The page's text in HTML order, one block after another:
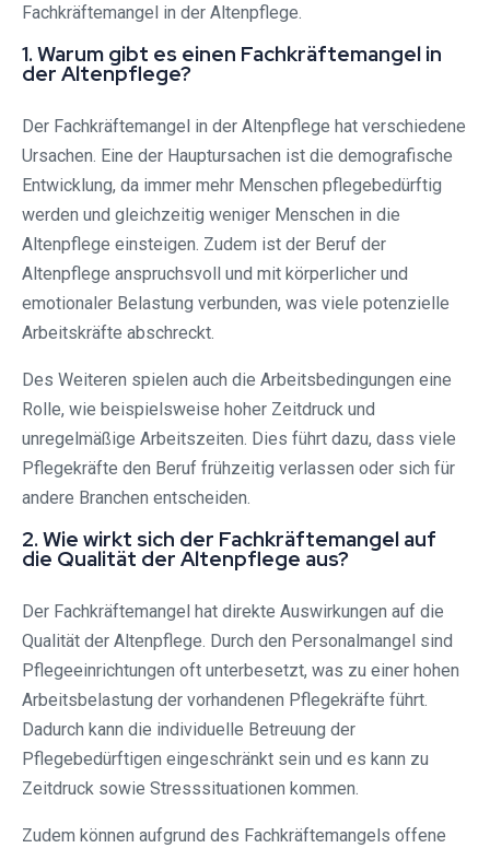
Fachkräftemangel in der Altenpflege.
1. Warum gibt es einen Fachkräftemangel in
der Altenpflege?
Der Fachkräftemangel in der Altenpflege hat verschiedene
Ursachen. Eine der Hauptursachen ist die demografische
Entwicklung, da immer mehr Menschen pflegebedürftig
werden und gleichzeitig weniger Menschen in die
Altenpflege einsteigen. Zudem ist der Beruf der
Altenpflege anspruchsvoll und mit körperlicher und
emotionaler Belastung verbunden, was viele potenzielle
Arbeitskräfte abschreckt.
Des Weiteren spielen auch die Arbeitsbedingungen eine
Rolle, wie beispielsweise hoher Zeitdruck und
unregelmäßige Arbeitszeiten. Dies führt dazu, dass viele
Pflegekräfte den Beruf frühzeitig verlassen oder sich für
andere Branchen entscheiden.
2. Wie wirkt sich der Fachkräftemangel auf
die Qualität der Altenpflege aus?
Der Fachkräftemangel hat direkte Auswirkungen auf die
Qualität der Altenpflege. Durch den Personalmangel sind
Pflegeeinrichtungen oft unterbesetzt, was zu einer hohen
Arbeitsbelastung der vorhandenen Pflegekräfte führt.
Dadurch kann die individuelle Betreuung der
Pflegebedürftigen eingeschränkt sein und es kann zu
Zeitdruck sowie Stresssituationen kommen.
Zudem können aufgrund des Fachkräftemangels offene